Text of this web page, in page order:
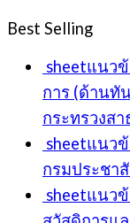
Best Selling
sheetแนว
การ (ด้านทั
กระทรวงส
sheetแนว
กรมประชา
sheetแนว